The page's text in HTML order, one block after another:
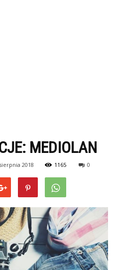
MEDIOLAN
2018 1165 0